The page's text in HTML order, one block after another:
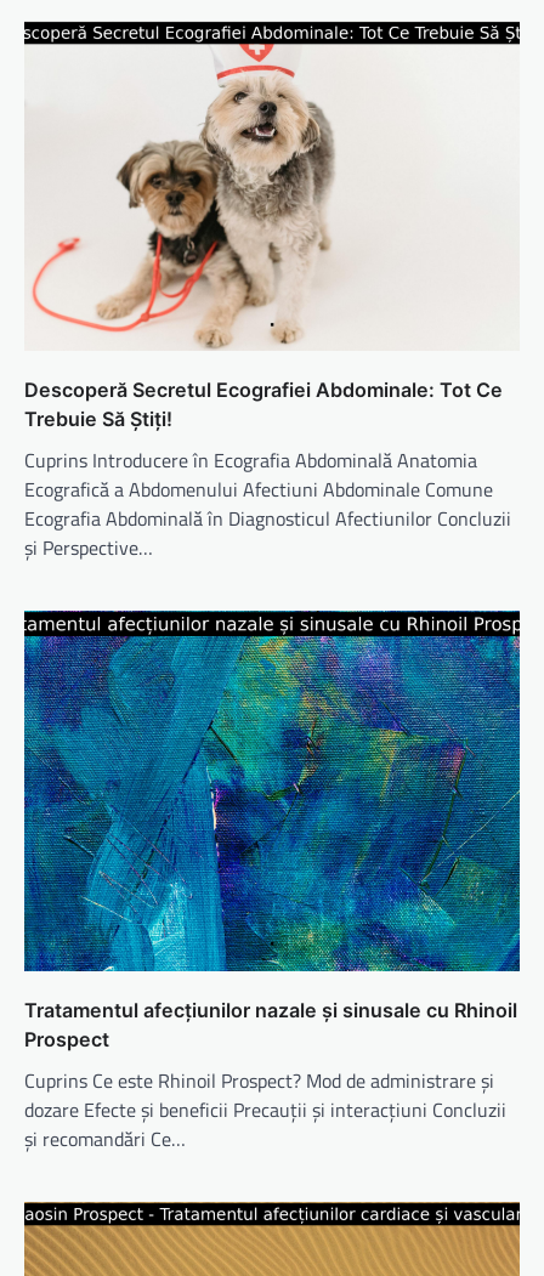
Descoperă Secretul Ecografiei Abdominale: Tot Ce
Trebuie Să Știți!
Cuprins Introducere în Ecografia Abdominală Anatomia
Ecografică a Abdomenului Afectiuni Abdominale Comune
Ecografia Abdominală în Diagnosticul Afectiunilor Concluzii
și Perspective…
Tratamentul afecțiunilor nazale și sinusale cu Rhinoil
Prospect
Cuprins Ce este Rhinoil Prospect? Mod de administrare și
dozare Efecte și beneficii Precauții și interacțiuni Concluzii
și recomandări Ce…